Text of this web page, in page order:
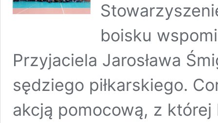
boisku
Przyjaciela Jarosława
sędziego piłkarskiego.
akcją pomocową, z